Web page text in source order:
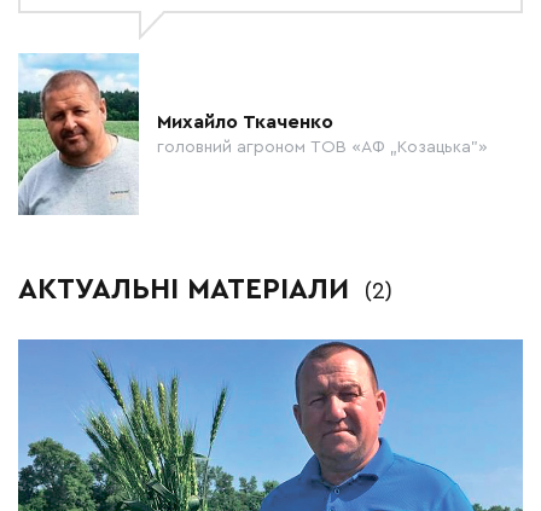
Михайло Ткаченко
головний агроном ТОВ «АФ „Козацька”»
АКТУАЛЬНІ МАТЕРІАЛИ (2)